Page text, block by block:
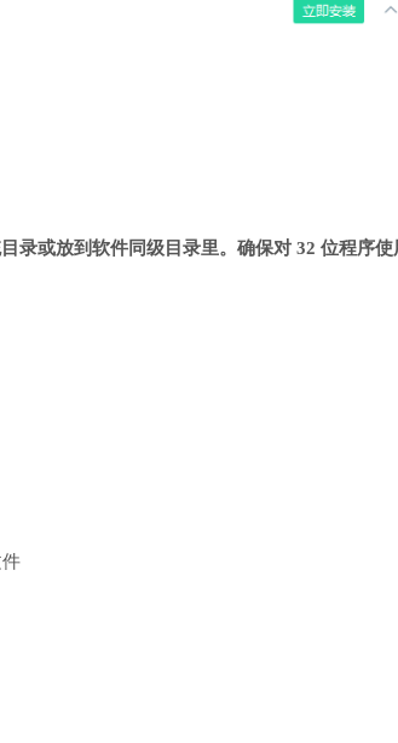
录或放到软件同级目录里。确保对 32 位程序使